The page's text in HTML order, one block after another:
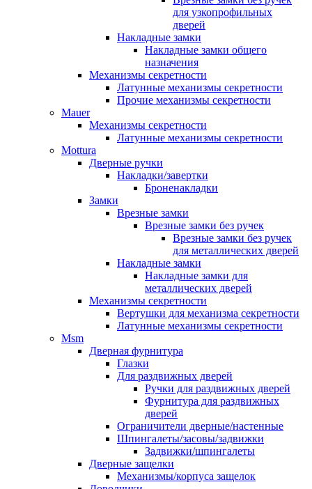
для узкопрофильных
дверей
Накладные замки
Накладные замки общего
назначения
Механизмы секретности
Латунные механизмы секретности
Прочие механизмы секретности
Mauer
Механизмы секретности
Латунные механизмы секретности
Mottura
Дверные ручки
Накладки/завертки
Броненакладки
Замки
Врезные замки
Врезные замки без ручек
Врезные замки без ручек
для металлических дверей
Накладные замки
Накладные замки для
металлических дверей
Механизмы секретности
Вертушки для механизма секретности
Латунные механизмы секретности
Msm
Дверная фурнитура
Глазки
Для раздвижных дверей
Ручки для раздвижных дверей
Фурнитура для раздвижных
дверей
Ограничители дверные/настенные
Шпингалеты/засовы/задвижки
Задвижки/шпингалеты
Дверные защелки
Механизмы/корпуса защелок